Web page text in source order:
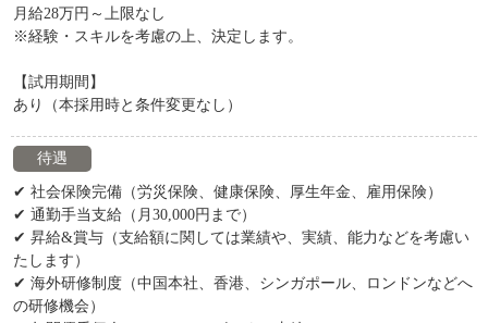
月給28万円～上限なし
※経験・スキルを考慮の上、決定します。
【試用期間】
あり（本採用時と条件変更なし）
待遇
✔ 社会保険完備（労災保険、健康保険、厚生年金、雇用保険）
✔ 通勤手当支給（月30,000円まで）
✔ 昇給&賞与（支給額に関しては業績や、実績、能力などを考慮い
たします）
✔ 海外研修制度（中国本社、香港、シンガポール、ロンドンなどへ
の研修機会）